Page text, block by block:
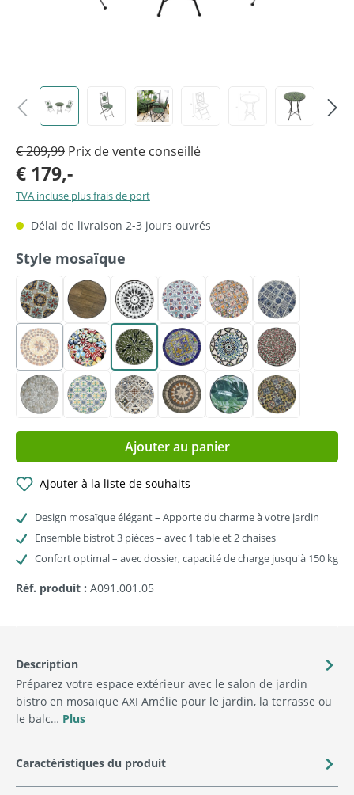
€ 209,99 Prix de vente conseillé
€ 179,-
TVA incluse plus frais de port
Délai de livraison 2-3 jours ouvrés
Sélectionnez
Style mosaïque
AuthenticBarn woodBlack and white
Bright blueCasa del SolDelfts blue
Earth brown
(Cette option n'est pas disponible pour le moment.)
Fiesta flowerLeaf patternMediterranean
MulticolorPink rose
Sandy beigeSicilian Soft blueStar Tropical greenYellow breeze
Ajouter au panier
Ajouter à la liste de souhaits
Design mosaïque élégant – Apporte du charme à votre jardin
Ensemble bistrot 3 pièces – avec 1 table et 2 chaises
Confort optimal – avec dossier, capacité de charge jusqu'à 150 kg
Réf. produit : A091.001.05
Description
Préparez votre espace extérieur avec le salon de jardin
bistro en mosaïque AXI Amélie pour le jardin, la terrasse ou
le balc… Plus
Caractéristiques du produit